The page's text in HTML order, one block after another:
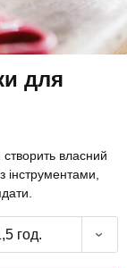
для
власний
інструментами,
год.